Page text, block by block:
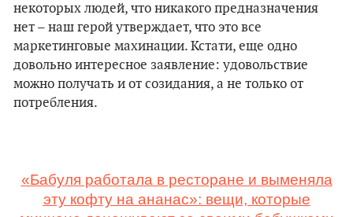
некоторых людей, что никакого предназначения
нет – наш герой утверждает, что это все
маркетинговые махинации. Кстати, еще одно
довольно интересное заявление: удовольствие
можно получать и от созидания, а не только от
потребления.
«Бабуля работала в ресторане и выменяла
эту кофту на ананас»: вещи, которые